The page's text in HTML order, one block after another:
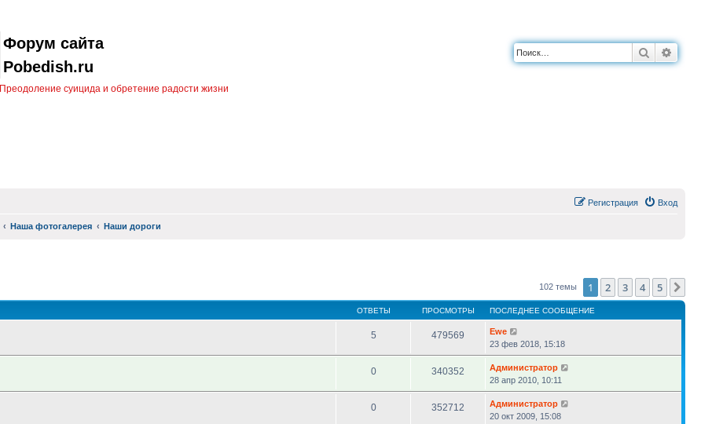
Форум сайта
Pobedish.ru
Преодоление суицида и обретение радости жизни
Поиск
Вход
Регистрация
Наша фотогалерея Наши дороги
102 темы 1 2 3 4 5
ОТВЕТЫ ПРОСМОТРЫ ПОСЛЕДНЕЕ СООБЩЕНИЕ
5 479569
Ewe
23 фев 2018, 15:18
0 340352
Администратор
28 апр 2010, 10:11
0 352712
Администратор
20 окт 2009, 15:08